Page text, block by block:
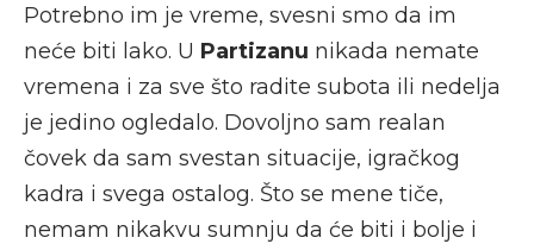
Potrebno im je vreme, svesni smo da im
neće biti lako. U Partizanu nikada nemate
vremena i za sve što radite subota ili nedelja
je jedino ogledalo. Dovoljno sam realan
čovek da sam svestan situacije, igračkog
kadra i svega ostalog. Što se mene tiče,
nemam nikakvu sumnju da će biti i bolje i